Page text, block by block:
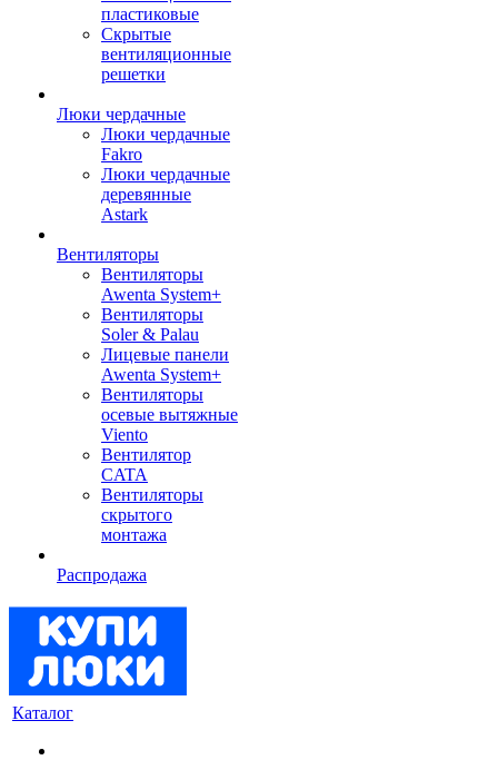
пластиковые
Скрытые
вентиляционные
решетки
Люки чердачные
Люки чердачные
Fakro
Люки чердачные
деревянные
Astark
Вентиляторы
Вентиляторы
Awenta System+
Вентиляторы
Soler & Palau
Лицевые панели
Awenta System+
Вентиляторы
осевые вытяжные
Viento
Вентилятор
CATA
Вентиляторы
скрытого
монтажа
Распродажа
Каталог